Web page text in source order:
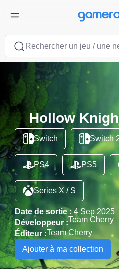
Rechercher un jeu / une
Hollow
Switch Switch
PS4 PS5
Series X / S
Date de sortie :4 Sep 2025
Développeur :Team Cherry
Éditeur :Team Cherry
Ajouter à ma collection